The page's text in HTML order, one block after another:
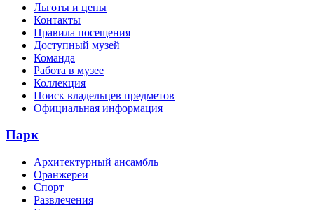
Льготы и цены
Контакты
Правила посещения
Доступный музей
Команда
Работа в музее
Коллекция
Поиск владельцев предметов
Официальная информация
Парк
Архитектурный ансамбль
Оранжереи
Спорт
Развлечения